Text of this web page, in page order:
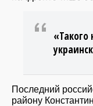
Последний
району